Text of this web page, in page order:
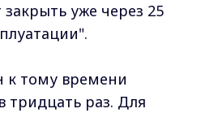
уже через 25
к тому времени
тридцать раз. Для